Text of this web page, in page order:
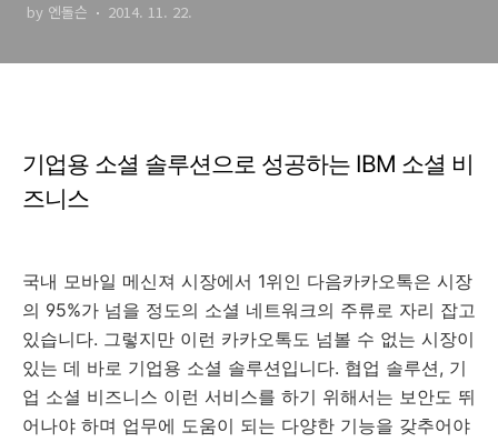
by 엔돌슨 2014. 11. 22.
기업용 소셜 솔루션으로 성공하는 IBM 소셜 비
즈니스
국내 모바일 메신져 시장에서 1위인 다음카카오톡은 시장
의 95%가 넘을 정도의 소셜 네트워크의 주류로 자리 잡고
있습니다. 그렇지만 이런 카카오톡도 넘볼 수 없는 시장이
있는 데 바로 기업용 소셜 솔루션입니다. 협업 솔루션, 기
업 소셜 비즈니스 이런 서비스를 하기 위해서는 보안도 뛰
어나야 하며 업무에 도움이 되는 다양한 기능을 갖추어야